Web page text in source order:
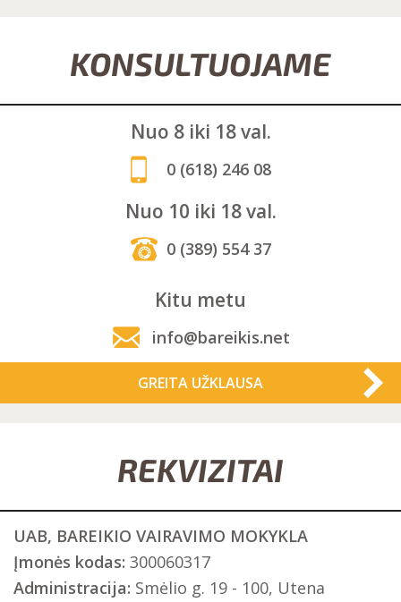
KONSULTUOJAME
Nuo 8 iki 18 val.
0 (618) 246 08
Nuo 10 iki 18 val.
0 (389) 554 37
Kitu metu
info@bareikis.net
GREITA UŽKLAUSA
REKVIZITAI
UAB, BAREIKIO VAIRAVIMO MOKYKLA
Įmonės kodas: 300060317
Administracija: Smėlio g. 19 - 100, Utena